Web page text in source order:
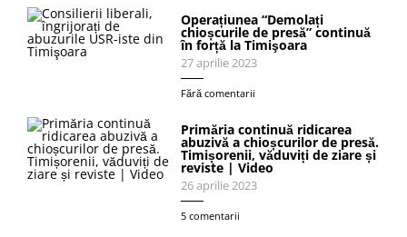
Operațiunea “Demolați
chioșcurile de presă” continuă
în forță la Timişoara
27 aprilie 2023
Fără comentarii
Primăria continuă ridicarea
abuzivă a chioșcurilor de presă.
Timișorenii, văduviți de ziare și
reviste | Video
26 aprilie 2023
5 comentarii